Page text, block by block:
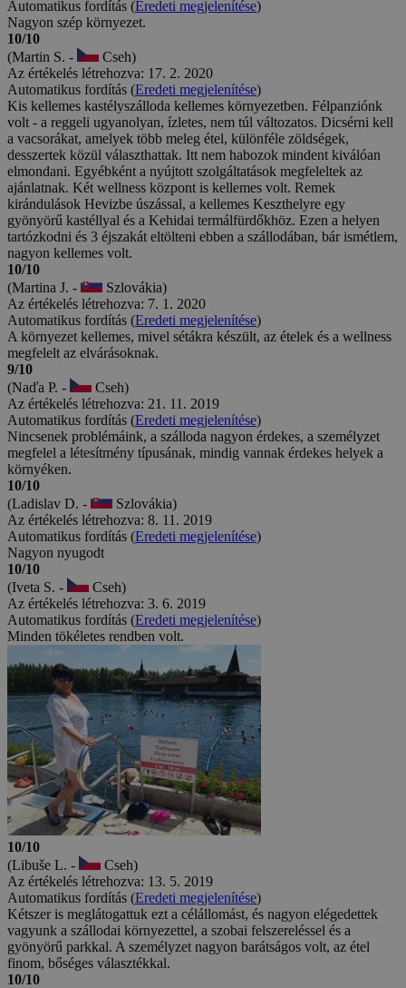
Automatikus fordítás (Eredeti megjelenítése)
Nagyon szép környezet.
10/10
(Martin S. -
Cseh)
Az értékelés létrehozva: 17. 2. 2020
Automatikus fordítás (Eredeti megjelenítése)
Kis kellemes kastélyszálloda kellemes környezetben. Félpanziónk
volt - a reggeli ugyanolyan, ízletes, nem túl változatos. Dicsérni kell
a vacsorákat, amelyek több meleg étel, különféle zöldségek,
desszertek közül választhattak. Itt nem habozok mindent kiválóan
elmondani. Egyébként a nyújtott szolgáltatások megfeleltek az
ajánlatnak. Két wellness központ is kellemes volt. Remek
kirándulások Hevizbe úszással, a kellemes Keszthelyre egy
gyönyörű kastéllyal és a Kehidai termálfürdőkhöz. Ezen a helyen
tartózkodni és 3 éjszakát eltölteni ebben a szállodában, bár ismétlem,
nagyon kellemes volt.
10/10
(Martina J. -
Szlovákia)
Az értékelés létrehozva: 7. 1. 2020
Automatikus fordítás (Eredeti megjelenítése)
A környezet kellemes, mivel sétákra készült, az ételek és a wellness
megfelelt az elvárásoknak.
9/10
(Naďa P. -
Cseh)
Az értékelés létrehozva: 21. 11. 2019
Automatikus fordítás (Eredeti megjelenítése)
Nincsenek problémáink, a szálloda nagyon érdekes, a személyzet
megfelel a létesítmény típusának, mindig vannak érdekes helyek a
környéken.
10/10
(Ladislav D. -
Szlovákia)
Az értékelés létrehozva: 8. 11. 2019
Automatikus fordítás (Eredeti megjelenítése)
Nagyon nyugodt
10/10
(Iveta S. -
Cseh)
Az értékelés létrehozva: 3. 6. 2019
Automatikus fordítás (Eredeti megjelenítése)
Minden tökéletes rendben volt.
10/10
(Libuše L. -
Cseh)
Az értékelés létrehozva: 13. 5. 2019
Automatikus fordítás (Eredeti megjelenítése)
Kétszer is meglátogattuk ezt a célállomást, és nagyon elégedettek
vagyunk a szállodai környezettel, a szobai felszereléssel és a
gyönyörű parkkal. A személyzet nagyon barátságos volt, az étel
finom, bőséges választékkal.
10/10